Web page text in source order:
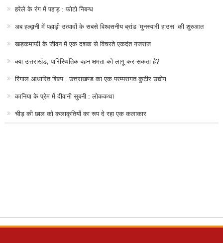
हरेले के रंग में पहाड़ : फोटो निबन्ध
अब हल्द्वानी में पहाड़ी उत्पादों के सबसे विश्वसनीय ब्रांड ‘मुनस्यारी हाउस’ की शुरुआत
खड़कमाफी के जीवन में एक दशक से विचरते एकदंत गजराज
क्या उत्तराखंड, पारिस्थितिक वहन क्षमता को लागू कर सकता है?
रिंगाल आधारित शिल्प : उत्तराखण्ड का एक परम्परागत कुटीर उद्योग
कानिया के प्रेम में दीवानी सुबनी : लोककथा
चीड़ की छाल को कलाकृतियों का रूप दे रहा एक कलाकार